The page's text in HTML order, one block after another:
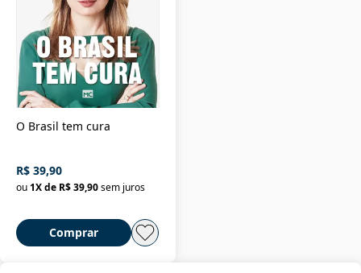
O Brasil tem cura
R$ 39,90
ou1X de R$ 39,90sem juros
Comprar